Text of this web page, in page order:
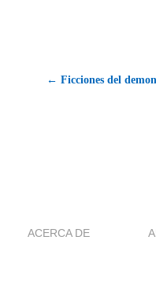
← Ficciones del
ACERCA DE